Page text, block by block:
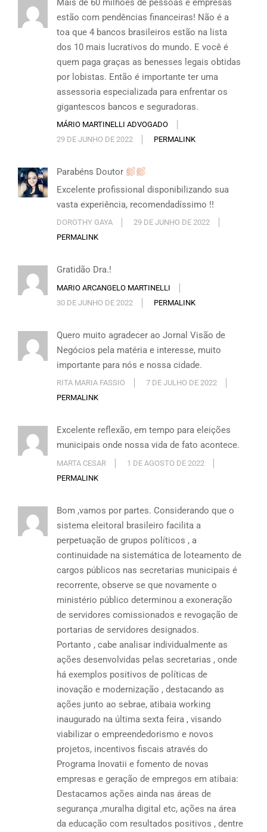
Mais de 60 milhões de pessoas e empresas
estão com pendências financeiras! Não é a
toa que 4 bancos brasileiros estão na lista
dos 10 mais lucrativos do mundo. E você é
quem paga graças as benesses legais obtidas
por lobistas. Então é importante ter uma
assessoria especializada para enfrentar os
gigantescos bancos e seguradoras.
MÁRIO MARTINELLI ADVOGADO
29 DE JUNHO DE 2022
PERMALINK
Parabéns Doutor
Excelente profissional disponibilizando sua
vasta experiência, recomendadíssimo !!
DOROTHY GAYA
29 DE JUNHO DE 2022
PERMALINK
Gratidão Dra.!
MARIO ARCANGELO MARTINELLI
30 DE JUNHO DE 2022
PERMALINK
Quero muito agradecer ao Jornal Visão de
Negócios pela matéria e interesse, muito
importante para nós e nossa cidade.
RITA MARIA FASSIO
7 DE JULHO DE 2022
PERMALINK
Excelente reflexão, em tempo para eleições
municipais onde nossa vida de fato acontece.
MARTA CESAR
1 DE AGOSTO DE 2022
PERMALINK
Bom ,vamos por partes. Considerando que o
sistema eleitoral brasileiro facilita a
perpetuação de grupos políticos , a
continuidade na sistemática de loteamento de
cargos públicos nas secretarias municipais é
recorrente, observe se que novamente o
ministério público determinou a exoneração
de servidores comissionados e revogação de
portarias de servidores designados.
Portanto , cabe analisar individualmente as
ações desenvolvidas pelas secretarias , onde
há exemplos positivos de políticas de
inovação e modernização , destacando as
ações junto ao sebrae, atibaia working
inaugurado na última sexta feira , visando
viabilizar o empreendedorismo e novos
projetos, incentivos fiscais através do
Programa Inovatii e fomento de novas
empresas e geração de empregos em atibaia:
Destacamos ações ainda nas áreas de
segurança ,muralha digital etc, ações na área
da educação com resultados positivos , dentre